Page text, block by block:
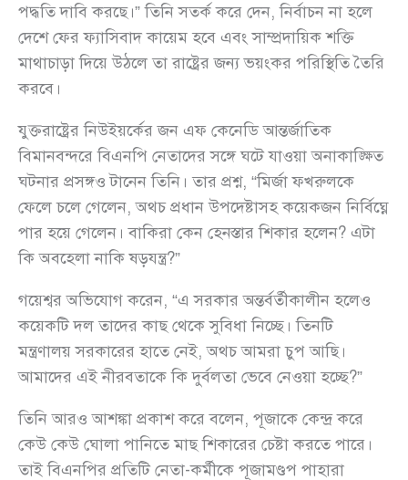
পদ্ধতি দাবি করছে।” তিনি সতর্ক করে দেন, নির্বাচন না হলে
দেশে ফের ফ্যাসিবাদ কায়েম হবে এবং সাম্প্রদায়িক শক্তি
মাথাচাড়া দিয়ে উঠলে তা রাষ্ট্রের জন্য ভয়ংকর পরিস্থিতি তৈরি
করবে।
যুক্তরাষ্ট্রের নিউইয়র্কের জন এফ কেনেডি আন্তর্জাতিক
বিমানবন্দরে বিএনপি নেতাদের সঙ্গে ঘটে যাওয়া অনাকাঙ্ক্ষিত
ঘটনার প্রসঙ্গও টানেন তিনি। তার প্রশ্ন, “মির্জা ফখরুলকে
ফেলে চলে গেলেন, অথচ প্রধান উপদেষ্টাসহ কয়েকজন নির্বিঘ্নে
পার হয়ে গেলেন। বাকিরা কেন হেনস্তার শিকার হলেন? এটা
কি অবহেলা নাকি ষড়যন্ত্র?”
গয়েশ্বর অভিযোগ করেন, “এ সরকার অন্তর্বর্তীকালীন হলেও
কয়েকটি দল তাদের কাছ থেকে সুবিধা নিচ্ছে। তিনটি
মন্ত্রণালয় সরকারের হাতে নেই, অথচ আমরা চুপ আছি।
আমাদের এই নীরবতাকে কি দুর্বলতা ভেবে নেওয়া হচ্ছে?”
তিনি আরও আশঙ্কা প্রকাশ করে বলেন, পূজাকে কেন্দ্র করে
কেউ কেউ ঘোলা পানিতে মাছ শিকারের চেষ্টা করতে পারে।
তাই বিএনপির প্রতিটি নেতা-কর্মীকে পূজামণ্ডপ পাহারা